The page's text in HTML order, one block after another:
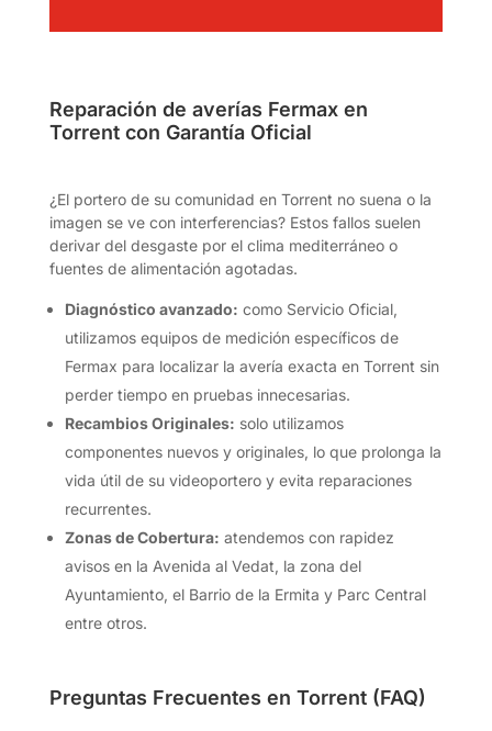
Reparación de averías Fermax en
Torrent con Garantía Oficial
¿El portero de su comunidad en Torrent no suena o la
imagen se ve con interferencias? Estos fallos suelen
derivar del desgaste por el clima mediterráneo o
fuentes de alimentación agotadas.
Diagnóstico avanzado: como Servicio Oficial,
utilizamos equipos de medición específicos de
Fermax para localizar la avería exacta en Torrent sin
perder tiempo en pruebas innecesarias.
Recambios Originales: solo utilizamos
componentes nuevos y originales, lo que prolonga la
vida útil de su videoportero y evita reparaciones
recurrentes.
Zonas de Cobertura: atendemos con rapidez
avisos en la Avenida al Vedat, la zona del
Ayuntamiento, el Barrio de la Ermita y Parc Central
entre otros.
Preguntas Frecuentes en Torrent (FAQ)